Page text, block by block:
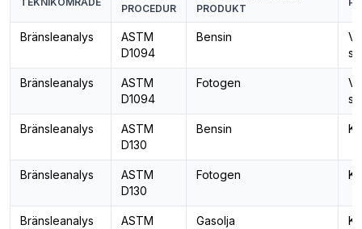
PROCEDUR
PRODUKT
Bränsleanalys
ASTM
D1094
Bensin
Bränsleanalys
ASTM
D1094
Fotogen
Bränsleanalys
ASTM
D130
Bensin
Bränsleanalys
ASTM
D130
Fotogen
Bränsleanalys
ASTM
Gasolja